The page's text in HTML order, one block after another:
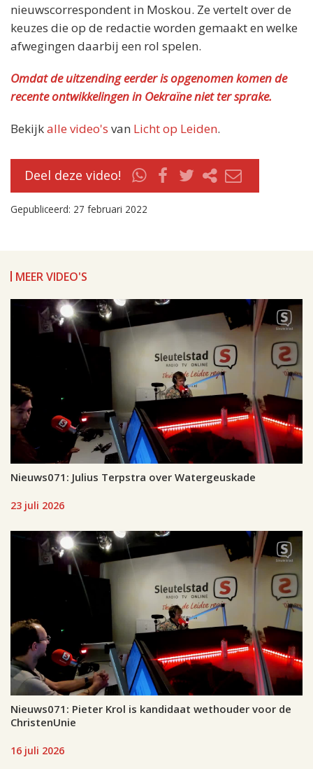
nieuwscorrespondent in Moskou. Ze vertelt over de
keuzes die op de redactie worden gemaakt en welke
afwegingen daarbij een rol spelen.
Omdat de uitzending eerder is opgenomen komen de
recente ontwikkelingen in Oekraïne niet ter sprake.
Bekijkalle video's van Licht op Leiden.
Deel deze video!
Gepubliceerd: 27 februari 2022
MEER VIDEO'S
Nieuws071: Julius Terpstra over Watergeuskade
23 juli 2026
Nieuws071: Pieter Krol is kandidaat wethouder voor de
ChristenUnie
16 juli 2026